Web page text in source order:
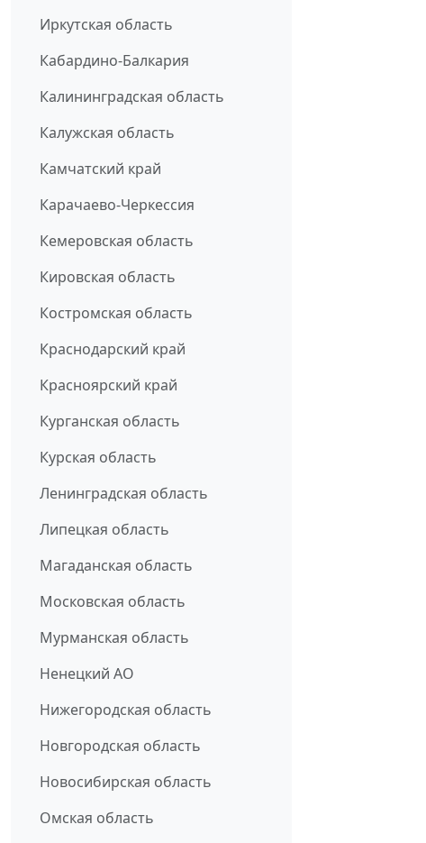
Иркутская область
Кабардино-Балкария
Калининградская область
Калужская область
Камчатский край
Карачаево-Черкессия
Кемеровская область
Кировская область
Костромская область
Краснодарский край
Красноярский край
Курганская область
Курская область
Ленинградская область
Липецкая область
Магаданская область
Московская область
Мурманская область
Ненецкий АО
Нижегородская область
Новгородская область
Новосибирская область
Омская область